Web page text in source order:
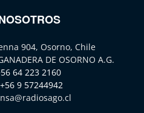
904, Osorno, Chile
DE OSORNO A.G.
64 223 2160
+56 9 57244942